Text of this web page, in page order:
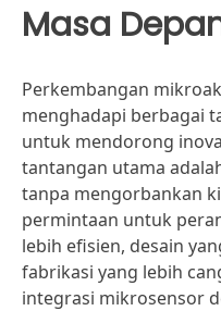
Masa
Perkembangan
menghadapi berbagai
untuk mendorong
tantangan utama
tanpa mengorbankan
permintaan untuk
lebih efisien, desain
fabrikasi yang lebih
integrasi mikrosensor